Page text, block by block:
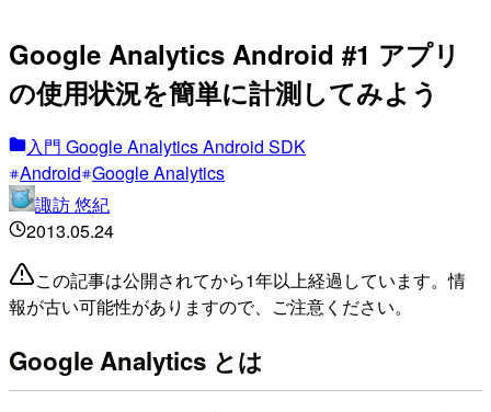
Google Analytics Android #1 アプリ
の使用状況を簡単に計測してみよう
入門 Google Analytics Android SDK
Android Google Analytics
諏訪 悠紀
2013.05.24
この記事は公開されてから1年以上経過しています。情
報が古い可能性がありますので、ご注意ください。
Google Analytics とは